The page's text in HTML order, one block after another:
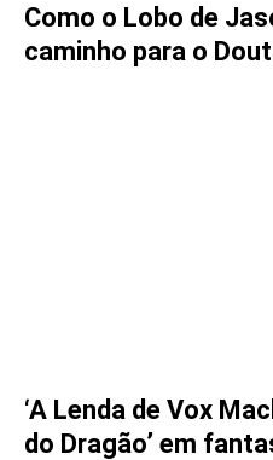
Como o Lobo de
caminho para o
‘A Lenda de Vox
do Dragão’ em